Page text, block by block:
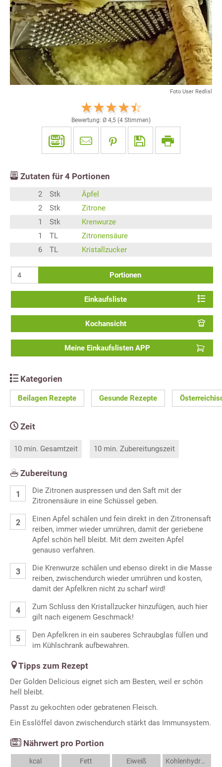
Foto User Redlisl
Bewertung: Ø 4,5 (4 Stimmen)
Zutaten für 4 Portionen
2 Stk
Äpfel
2
Stk
Zitrone
1
Stk
Krenwurze
1
TL
Zitronensäure
6
TL Kristallzucker
Portionen
Einkaufsliste
Kochansicht
Meine Einkaufslisten APP
Kategorien
Beilagen Rezepte Gesunde Rezepte
Zeit
10 min. Gesamtzeit 10 min. Zubereitungszeit
Zubereitung
Die Zitronen auspressen und den Saft mit der
Zitronensäure in eine Schüssel geben.
Einen Apfel schälen und fein direkt in den Zitronensaft
reiben, immer wieder umrühren, damit der geriebene
Apfel schön hell bleibt. Mit dem zweiten Apfel
genauso verfahren.
Die Krenwurze schälen und ebenso direkt in die Masse
reiben, zwischendurch wieder umrühren und kosten,
damit der Apfelkren nicht zu scharf wird!
Zum Schluss den Kristallzucker hinzufügen, auch hier
gilt nach eigenem Geschmack!
Den Apfelkren in ein sauberes Schraubglas füllen und
im Kühlschrank aufbewahren.
Tipps zum Rezept
Der Golden Delicious eignet sich am Besten, weil er schön
hell bleibt.
Passt zu gekochten oder gebratenen Fleisch.
Ein Esslöffel davon zwischendurch stärkt das Immunsystem.
Nährwert pro Portion
kcal Fett Eiweiß Kohlenhydrate